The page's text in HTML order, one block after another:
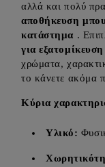
αλλά και πολύ
αποθήκευση
κατάστημα .
για εξατομίκευση
χρώματα,
το κάνετε ακόμα
Κύρια
Υλικό: